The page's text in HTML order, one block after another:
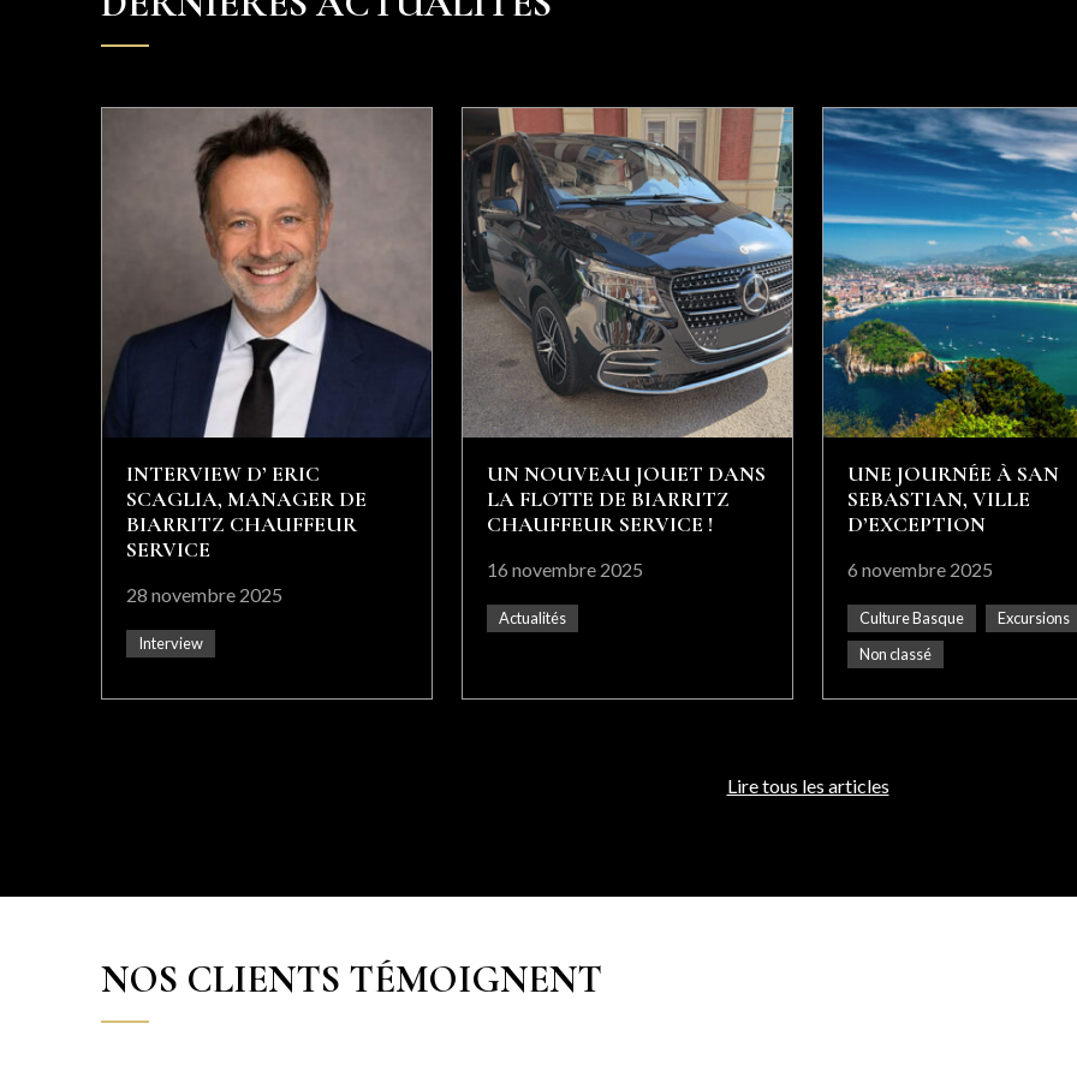
INTERVIEW D’ ERIC
SCAGLIA, MANAGER DE
BIARRITZ CHAUFFEUR
SERVICE
28 novembre 2025
Interview
UN NOUVEAU JOUET DANS
LA FLOTTE DE BIARRITZ
CHAUFFEUR SERVICE !
16 novembre 2025
Actualités
UNE JOURNÉE À SAN
SEBASTIAN, VILLE
D’EXCEPTION
6 novembre 2025
Culture Basque
Excursions
Non classé
Lire tous les articles
NOS CLIENTS TÉMOIGNENT